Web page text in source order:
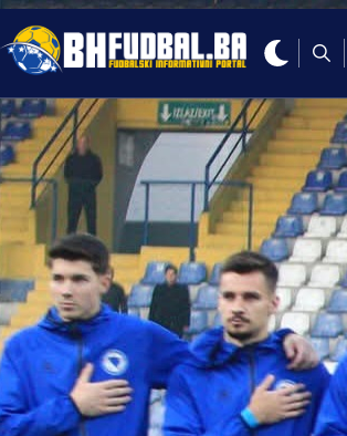
Na današnji dan 1995.
smo prvi meč!